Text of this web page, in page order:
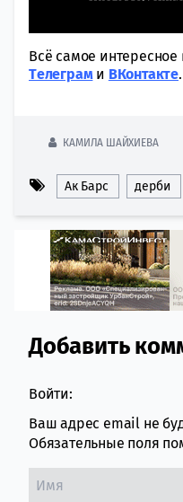
Всё самое
Tелеграми ВКонтакте.
КАМИЛА ШАЙХИЕВА
Ак Барс дерби
Comment
Добавить
Войти:
Ваш адрес email не
Обязательные поля